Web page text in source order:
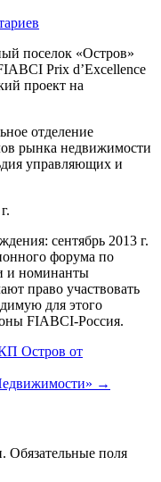
поселок «Остров»
Prix d’Excellence
проект на
отделение
рынка недвижимости
управляющих и
сентябрь 2013 г.
форума по
и номинанты
право участвовать
для этого
FIABCI-Россия.
Остров от
→
Обязательные поля